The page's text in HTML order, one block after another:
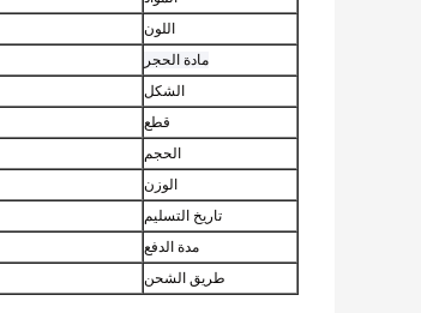
اللون
مادة الحجر
الشكل
قطع
الحجم
الوزن
تاريخ التسليم
مدة الدفع
طريق الشحن